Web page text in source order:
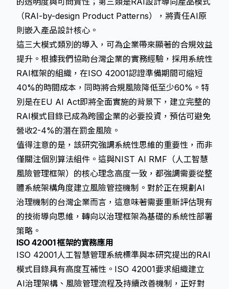
（RAI-by-design Product Patterns），將責任AI原
則嵌入產品設計核心。
這三大模式類別的導入，可為企業帶來顯著的合規效益
提升。根據我們協助台灣企業的實務經驗，採用系統性
RAI框架的組織，在ISO 42001認證準備期間可縮短
40%的時間成本，同時將合規風險降低至少60%。特
別是在EU AI Act即將全面實施的背景下，建立完整的
RAI模式目錄已成為跨國企業的必要投資，預估可避免
營收2-4%的潛在罰金風險。
值得注意的是，該研究強調系統性思維的重要性，而非
僅關注個別算法組件。這與NIST AI RMF（人工智慧
風險管理框架）的核心理念高度一致，都強調需要從整
體系統架構角度建立風險管控機制。對於正在規劃AI
治理機制的台灣企業而言，這意味著需要重新評估現有
的技術導向思維，轉向以治理框架為基礎的系統性部署
策略。
ISO 42001 框架的實務應用
ISO 42001人工智慧管理系統標準與本研究提出的RAI
模式目錄具有高度互補性。ISO 42001要求組織建立
AI治理架構、風險管理流程及持續改善機制，正好對